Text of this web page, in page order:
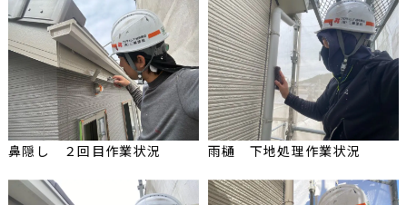
鼻隠し ２回目作業状況 雨樋 下地処理作業状況